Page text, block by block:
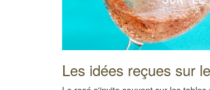
Les idées reçues sur